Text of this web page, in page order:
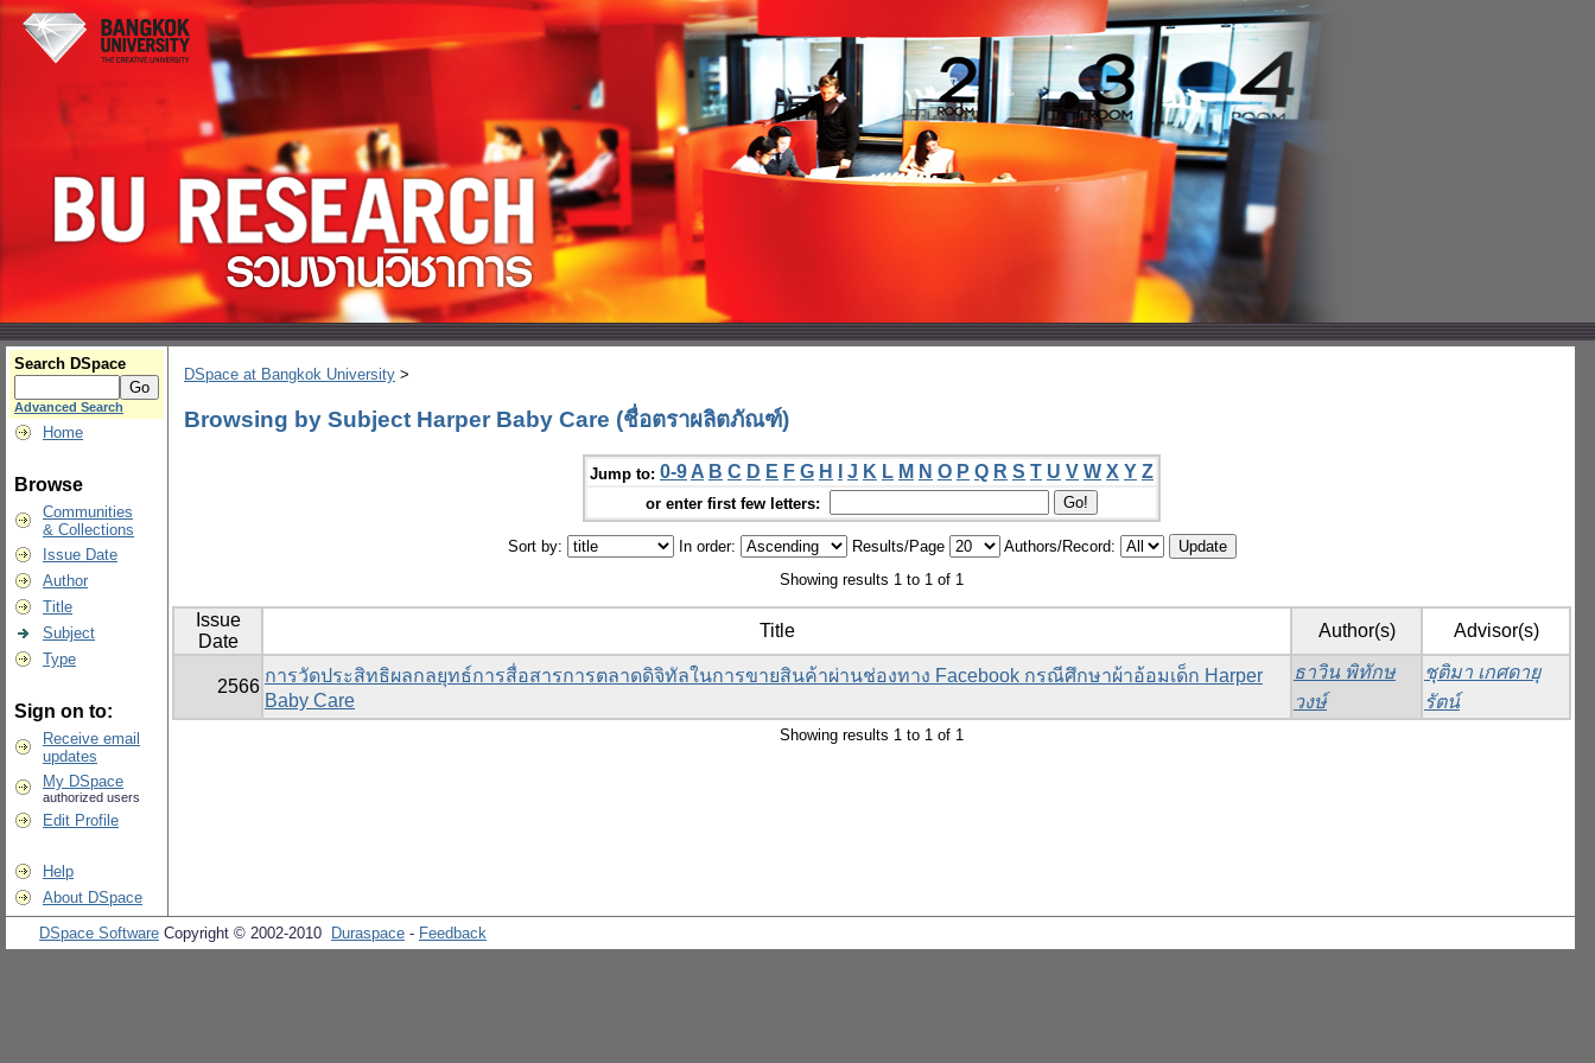
Search DSpace
Advanced Search
Home
Browse
Communities
& Collections
Issue Date
Author
Title
Subject
Type
Sign on to:
Receive email
updates
My DSpace
authorized users
Edit Profile
Help
About DSpace
DSpace at Bangkok University >
Browsing by Subject Harper Baby Care (ชื่อตราผลิตภัณฑ์)
Jump to: 0-9 A B C D E F G H J K L M N O P Q R S T U V W X Y Z
or enter first few letters:
Sort by: In order: Results/Page
Authors/Record:
Showing results 1 to 1 of 1
Issue
Date
Title Author(s) Advisor(s)
2566
การวัดประสิทธิผลกลยุทธ์การสื่อสารการตลาดดิจิทัลในการขายสินค้าผ่านช่องทาง Facebook กรณีศึกษาผ้าอ้อมเด็ก Harper
Baby Care
ธาวิน พิทักษ
วงษ์
ชุติมา เกศดายุ
รัตน์
Showing results 1 to 1 of 1
DSpace Software Copyright © 2002-2010 Duraspace - Feedback